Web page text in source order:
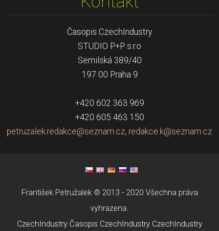
Časopis CzechIndustry
STUDIO P+P s.r.o
Semilská 389/40
197 00 Praha 9
+420 602 363 969
+420 605 463 150
petruzalek.redakce@seznam.cz, redakce.k@seznam.cz
František Petružalek © 2013 - 2020 Všechna práva
vyhrazena.
CzechIndustry Časopis CzechIndustry CzechIndustry